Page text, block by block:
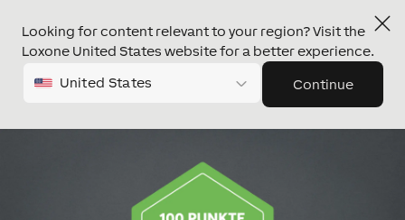
Looking for content relevant to your region? Visit the
Loxone United States website for a better experience.
United States Continue